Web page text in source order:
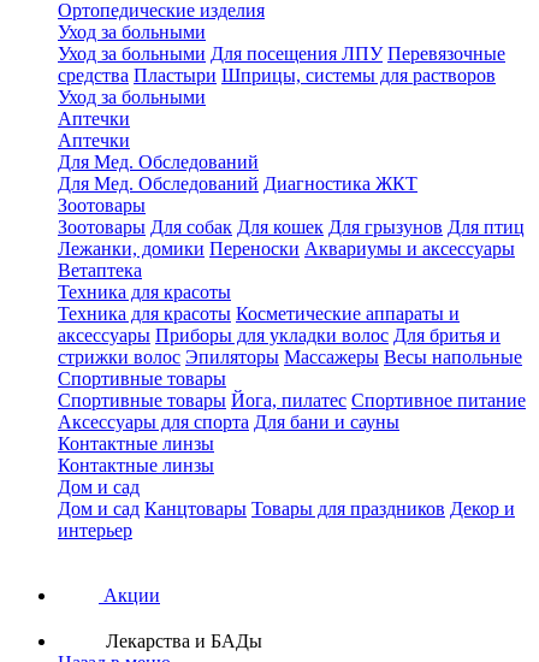
Ортопедические изделия
Уход за больными
Уход за больными Для посещения ЛПУ Перевязочные
средства Пластыри Шприцы, системы для растворов
Уход за больными
Аптечки
Аптечки
Для Мед. Обследований
Для Мед. Обследований Диагностика ЖКТ
Зоотовары
Зоотовары Для собак Для кошек Для грызунов Для птиц
Лежанки, домики Переноски Аквариумы и аксессуары
Ветаптека
Техника для красоты
Техника для красоты Косметические аппараты и
аксессуары Приборы для укладки волос Для бритья и
стрижки волос Эпиляторы Массажеры Весы напольные
Спортивные товары
Спортивные товары Йога, пилатес Спортивное питание
Аксессуары для спорта Для бани и сауны
Контактные линзы
Контактные линзы
Дом и сад
Дом и сад Канцтовары Товары для праздников Декор и
интерьер
Акции
Лекарства и БАДы